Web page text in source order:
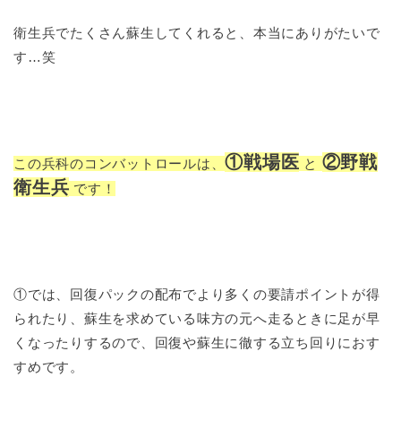
衛生兵でたくさん蘇生してくれると、本当にありがたいで
す…笑
この兵科のコンバットロールは、①戦場医 と ②野戦
衛生兵 です！
①では、回復パックの配布でより多くの要請ポイントが得
られたり、蘇生を求めている味方の元へ走るときに足が早
くなったりするので、回復や蘇生に徹する立ち回りにおす
すめです。